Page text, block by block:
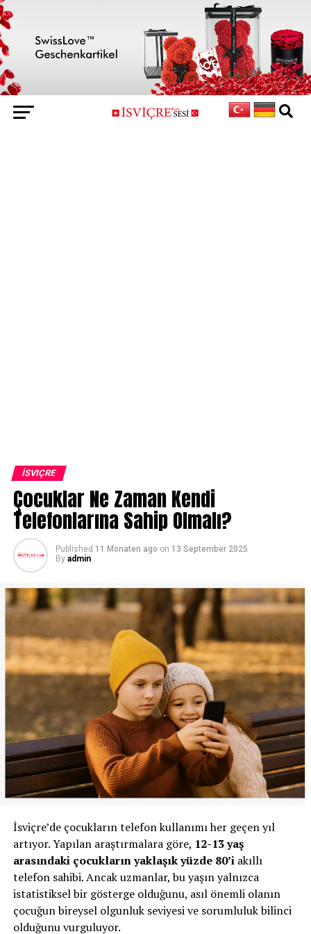
İSVIÇRE
Çocuklar Ne Zaman Kendi
Telefonlarına Sahip Olmalı?
Published 11 Monaten ago on 13 September 2025
By admin
İsviçre’de çocukların telefon kullanımı her geçen yıl
artıyor. Yapılan araştırmalara göre, 12-13 yaş
arasındaki çocukların yaklaşık yüzde 80’iakıllı
telefon sahibi. Ancak uzmanlar, bu yaşın yalnızca
istatistiksel bir gösterge olduğunu, asıl önemli olanın
çocuğun bireysel olgunluk seviyesi ve sorumluluk bilinci
olduğunu vurguluyor.